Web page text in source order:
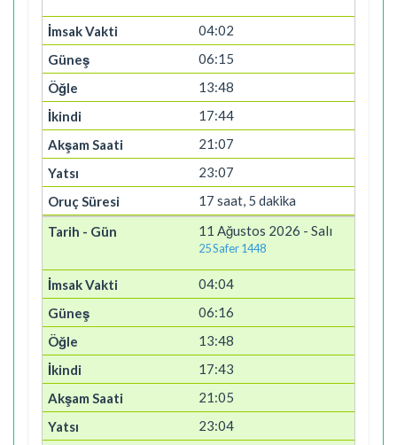
04:02
06:15
13:48
17:44
21:07
23:07
17 saat, 5 dakika
11 Ağustos 2026 - Salı
25 Safer 1448
04:04
06:16
13:48
17:43
21:05
23:04